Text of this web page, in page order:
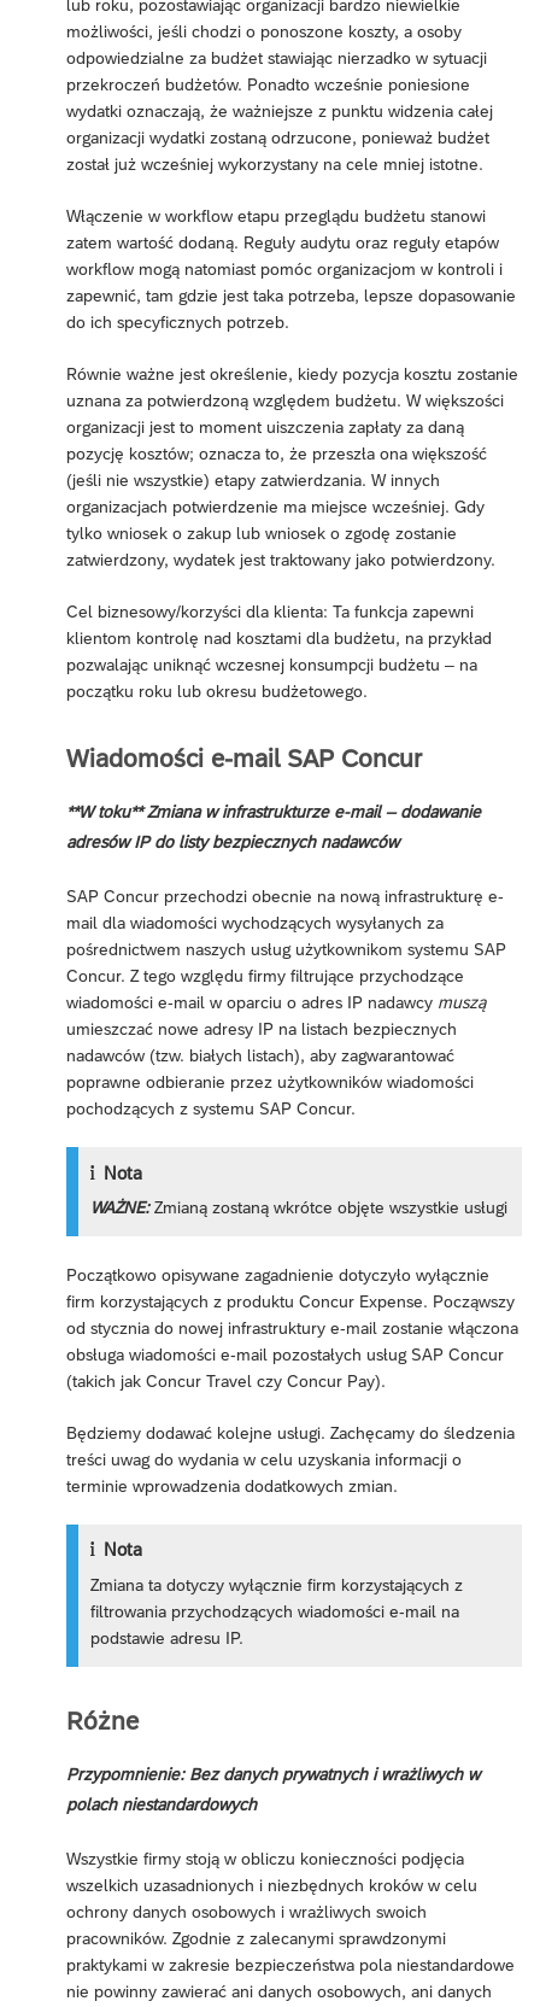
lub roku, pozostawiając organizacji bardzo niewielkie
możliwości, jeśli chodzi o ponoszone koszty, a osoby
odpowiedzialne za budżet stawiając nierzadko w sytuacji
przekroczeń budżetów. Ponadto wcześnie poniesione
wydatki oznaczają, że ważniejsze z punktu widzenia całej
organizacji wydatki zostaną odrzucone, ponieważ budżet
został już wcześniej wykorzystany na cele mniej istotne.
Włączenie w workflow etapu przeglądu budżetu stanowi
zatem wartość dodaną. Reguły audytu oraz reguły etapów
workflow mogą natomiast pomóc organizacjom w kontroli i
zapewnić, tam gdzie jest taka potrzeba, lepsze dopasowanie
do ich specyficznych potrzeb.
Równie ważne jest określenie, kiedy pozycja kosztu zostanie
uznana za potwierdzoną względem budżetu. W większości
organizacji jest to moment uiszczenia zapłaty za daną
pozycję kosztów; oznacza to, że przeszła ona większość
(jeśli nie wszystkie) etapy zatwierdzania. W innych
organizacjach potwierdzenie ma miejsce wcześniej. Gdy
tylko wniosek o zakup lub wniosek o zgodę zostanie
zatwierdzony, wydatek jest traktowany jako potwierdzony.
Cel biznesowy/korzyści dla klienta: Ta funkcja zapewni
klientom kontrolę nad kosztami dla budżetu, na przykład
pozwalając uniknąć wczesnej konsumpcji budżetu – na
początku roku lub okresu budżetowego.
Wiadomości e-mail SAP Concur
**W toku** Zmiana w infrastrukturze e-mail – dodawanie
adresów IP do listy bezpiecznych nadawców
SAP Concur przechodzi obecnie na nową infrastrukturę e-
mail dla wiadomości wychodzących wysyłanych za
pośrednictwem naszych usług użytkownikom systemu SAP
Concur. Z tego względu firmy filtrujące przychodzące
wiadomości e-mail w oparciu o adres IP nadawcy muszą
umieszczać nowe adresy IP na listach bezpiecznych
nadawców (tzw. białych listach), aby zagwarantować
poprawne odbieranie przez użytkowników wiadomości
pochodzących z systemu SAP Concur.
Nota
WAŻNE:Zmianą zostaną wkrótce objęte wszystkie usługi
Początkowo opisywane zagadnienie dotyczyło wyłącznie
firm korzystających z produktu Concur Expense. Począwszy
od stycznia do nowej infrastruktury e-mail zostanie włączona
obsługa wiadomości e-mail pozostałych usług SAP Concur
(takich jak Concur Travel czy Concur Pay).
Będziemy dodawać kolejne usługi. Zachęcamy do śledzenia
treści uwag do wydania w celu uzyskania informacji o
terminie wprowadzenia dodatkowych zmian.
Nota
Zmiana ta dotyczy wyłącznie firm korzystających z
filtrowania przychodzących wiadomości e-mail na
podstawie adresu IP.
Różne
Przypomnienie: Bez danych prywatnych i wrażliwych w
polach niestandardowych
Wszystkie firmy stoją w obliczu konieczności podjęcia
wszelkich uzasadnionych i niezbędnych kroków w celu
ochrony danych osobowych i wrażliwych swoich
pracowników. Zgodnie z zalecanymi sprawdzonymi
praktykami w zakresie bezpieczeństwa pola niestandardowe
nie powinny zawierać ani danych osobowych, ani danych